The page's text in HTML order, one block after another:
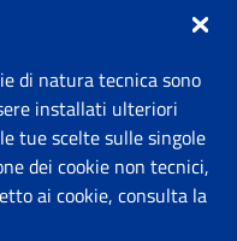
: Via Ciro il Grande, 21
di natura tecnica sono
installati ulteriori
tue scelte sulle singole
dei cookie non tecnici,
ai cookie, consulta la